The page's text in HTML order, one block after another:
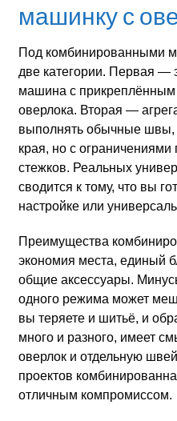
машинку с
Под комбинированными
две категории. Первая —
машина с
оверлока. Вторая —
выполнять обычные швы,
края, но с ограничениями
стежков. Реальных
сводится к тому, что вы
настройке или
Преимущества
экономия места, единый
общие аксессуары.
одного режима может
вы теряете и шитьё, и
много и разного, имеет
оверлок и отдельную
проектов
отличным компромиссом.